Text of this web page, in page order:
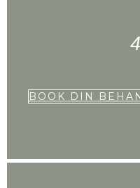
BOOK DIN